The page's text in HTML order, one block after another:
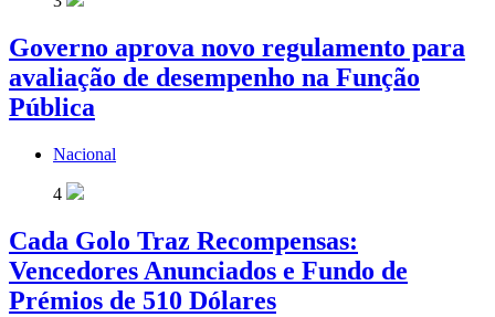
Governo aprova novo regulamento para
avaliação de desempenho na Função
Pública
Nacional
4
Cada Golo Traz Recompensas:
Vencedores Anunciados e Fundo de
Prémios de 510 Dólares